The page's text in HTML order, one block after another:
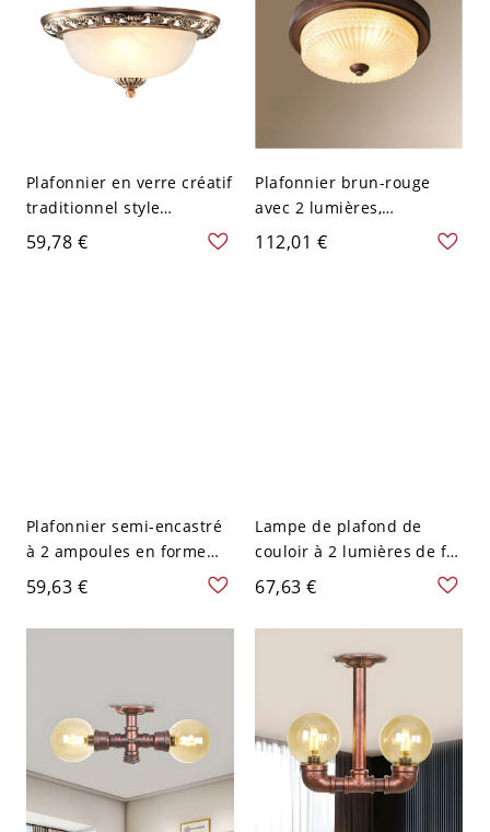
Plafonnier en verre créatif
traditionnel style
minimaliste pour
chambre salon - Cuivre
59,78 €
Plafonnier brun-rouge
avec 2 lumières,
LED/incandescente/fluore
scente, alliage, abat-jour
112,01 €
Plafonnier semi-encastré
à 2 ampoules en forme
d'orbite, finition cuivre
antique, tuyau en verre
clair pour l'éclairage du
59,63 €
Lampe de plafond de
couloir à 2 lumières de fer
de tuyau d'eau semi-
montée de ferme avec
abat-jour en verre clair
sphérique, en cuivre
67,63 €